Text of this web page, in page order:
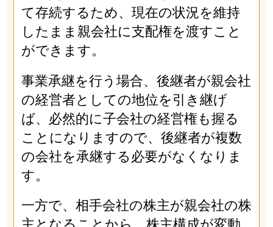
て存続するため、現在の状況を維持
したまま親会社に支配権を渡すこと
ができます。
事業承継を行う場合、後継者が親会社
の経営者としての地位を引き継げ
ば、必然的に子会社の経営権も握る
ことになりますので、後継者が複数
の会社を承継する必要がなくなりま
す。
一方で、相手会社の株主が親会社の株